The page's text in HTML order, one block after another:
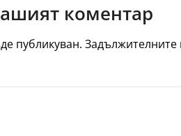
коментар
публикуван. Задължителните